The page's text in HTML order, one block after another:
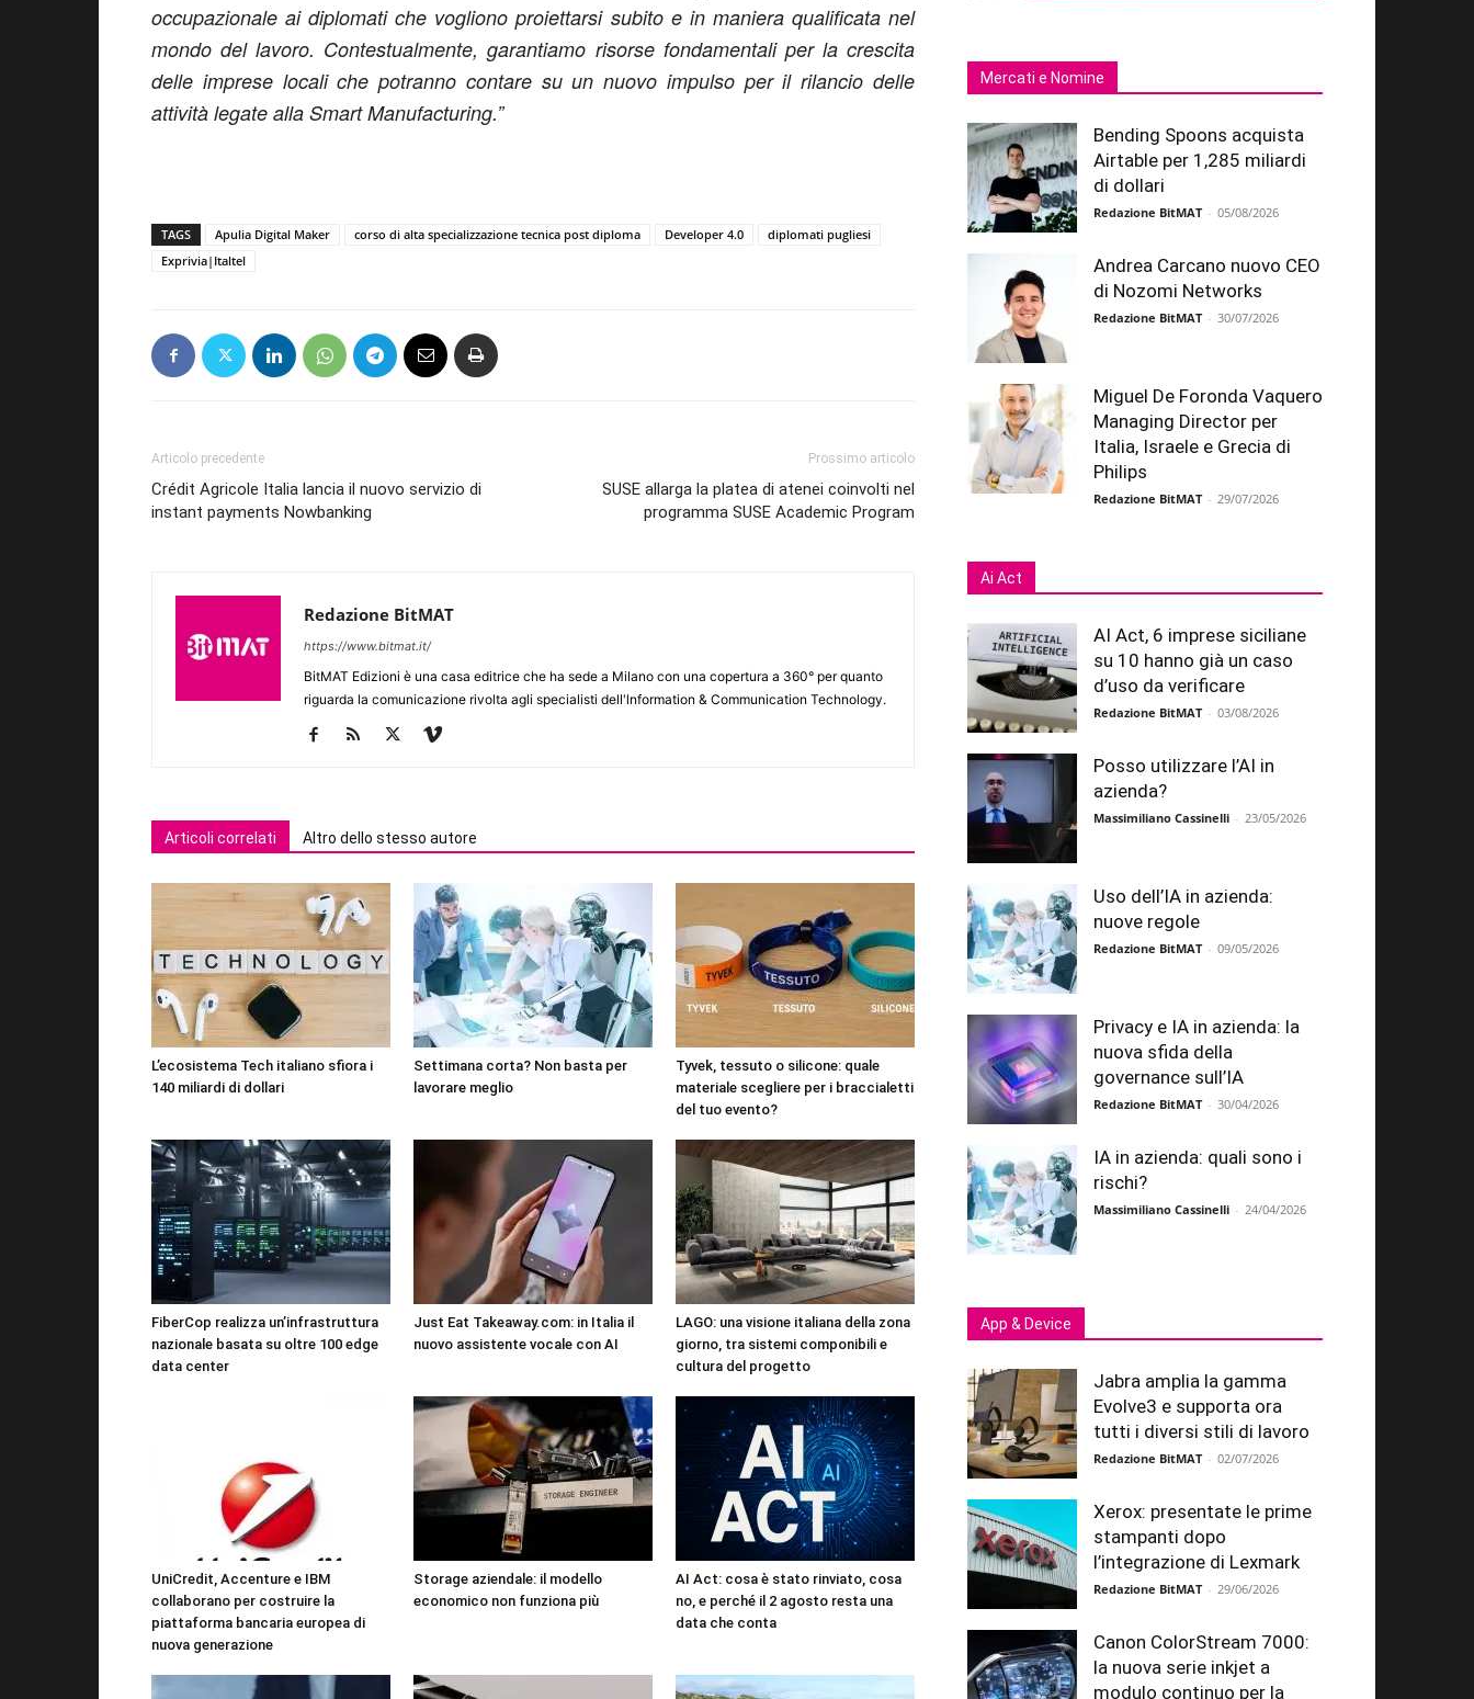
occupazionale ai diplomati che vogliono proiettarsi subito e in maniera qualificata nel
mondo del lavoro. Contestualmente, garantiamo risorse fondamentali per la crescita
delle imprese locali che potranno contare su un nuovo impulso per il rilancio delle
attività legate alla Smart Manufacturing.”
TAGS Apulia Digital Maker corso di alta specializzazione tecnica post diploma Developer 4.0
diplomati pugliesi
Exprivia|Italtel
Articolo precedente
Crédit Agricole Italia lancia il nuovo servizio di
instant payments Nowbanking
Prossimo articolo
SUSE allarga la platea di atenei coinvolti nel
programma SUSE Academic Program
Redazione BitMAT
https://www.bitmat.it/
BitMAT Edizioni è una casa editrice che ha sede a Milano con una copertura a 360° per quanto
riguarda la comunicazione rivolta agli specialisti dell'lnformation & Communication Technology.
Articoli correlati Altro dello stesso autore
L’ecosistema Tech italiano sfiora i
140 miliardi di dollari
Settimana corta? Non basta per
lavorare meglio
Tyvek, tessuto o silicone: quale
materiale scegliere per i braccialetti
del tuo evento?
FiberCop realizza un’infrastruttura
nazionale basata su oltre 100 edge
data center
Just Eat Takeaway.com: in Italia il
nuovo assistente vocale con AI
LAGO: una visione italiana della zona
giorno, tra sistemi componibili e
cultura del progetto
UniCredit, Accenture e IBM
collaborano per costruire la
piattaforma bancaria europea di
nuova generazione
Storage aziendale: il modello
economico non funziona più
AI Act: cosa è stato rinviato, cosa
no, e perché il 2 agosto resta una
data che conta
Mercati e Nomine
Bending Spoons acquista
Airtable per 1,285 miliardi
di dollari
Redazione BitMAT - 05/08/2026
Andrea Carcano nuovo CEO
di Nozomi Networks
Redazione BitMAT - 30/07/2026
Miguel De Foronda Vaquero
Managing Director per
Italia, Israele e Grecia di
Philips
Redazione BitMAT - 29/07/2026
Ai Act
AI Act, 6 imprese siciliane
su 10 hanno già un caso
d’uso da verificare
Redazione BitMAT - 03/08/2026
Posso utilizzare l’AI in
azienda?
Massimiliano Cassinelli - 23/05/2026
Uso dell’IA in azienda:
nuove regole
Redazione BitMAT - 09/05/2026
Privacy e IA in azienda: la
nuova sfida della
governance sull’IA
Redazione BitMAT - 30/04/2026
IA in azienda: quali sono i
rischi?
Massimiliano Cassinelli - 24/04/2026
App & Device
Jabra amplia la gamma
Evolve3 e supporta ora
tutti i diversi stili di lavoro
Redazione BitMAT - 02/07/2026
Xerox: presentate le prime
stampanti dopo
l’integrazione di Lexmark
Redazione BitMAT - 29/06/2026
Canon ColorStream 7000:
la nuova serie inkjet a
modulo continuo per la